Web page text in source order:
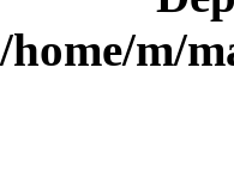
/home/m/